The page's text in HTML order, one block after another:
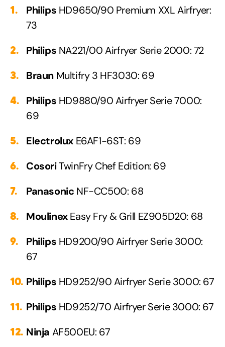
Philips HD9650/90 Premium XXL Airfryer:
73
Philips NA221/00 Airfryer Serie 2000: 72
Braun Multifry 3 HF3030: 69
Philips HD9880/90 Airfryer Serie 7000:
69
Electrolux E6AF1-6ST: 69
CosoriTwinFry Chef Edition: 69
Panasonic NF-CC500: 68
MoulinexEasy Fry & Grill EZ905D20: 68
Philips HD9200/90 Airfryer Serie 3000:
67
Philips HD9252/90 Airfryer Serie 3000: 67
Philips HD9252/70 Airfryer Serie 3000: 67
Ninja AF500EU: 67